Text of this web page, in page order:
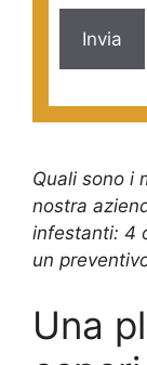
Quali sono i
nostra
infestanti: 4
un
Una